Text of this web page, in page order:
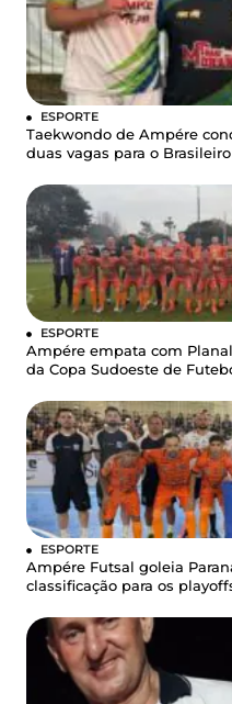
ESPORTE
Taekwondo de Ampére
duas vagas para o
ESPORTE
Ampére empata com
da Copa Sudoeste de
ESPORTE
Ampére Futsal goleia
classificação para os